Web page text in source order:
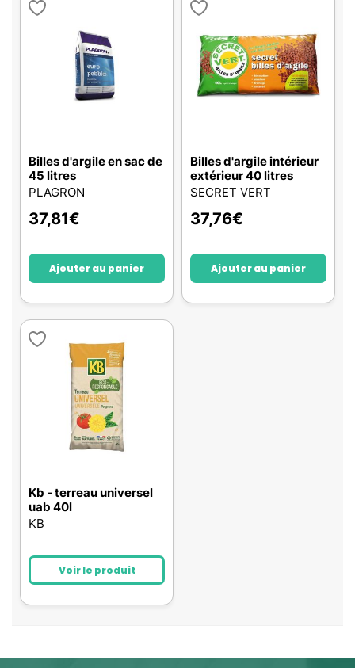
Billes d'argile en sac de
45 litres
PLAGRON
37,81€
Ajouter au panier
Billes d'argile intérieur
extérieur 40 litres
SECRET VERT
37,76€
Ajouter au panier
Kb - terreau universel
uab 40l
KB
Voir le produit